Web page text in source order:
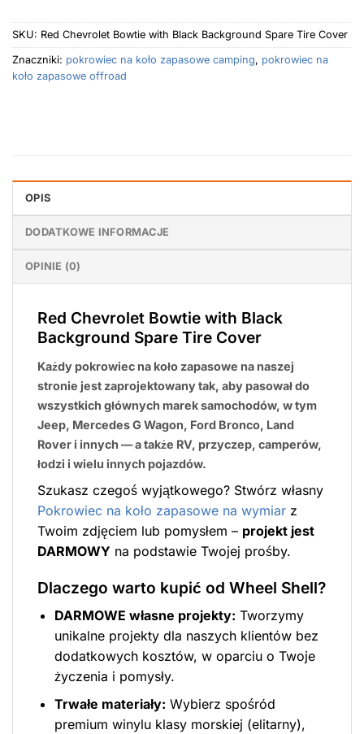
SKU: Red Chevrolet Bowtie with Black Background Spare Tire Cover
Znaczniki: pokrowiec na koło zapasowe camping, pokrowiec na
koło zapasowe offroad
OPIS
DODATKOWE INFORMACJE
OPINIE (0)
Red Chevrolet Bowtie with Black
Background Spare Tire Cover
Każdy pokrowiec na koło zapasowe na naszej
stronie jest zaprojektowany tak, aby pasował do
wszystkich głównych marek samochodów, w tym
Jeep, Mercedes G Wagon, Ford Bronco, Land
Rover i innych — a także RV, przyczep, camperów,
łodzi i wielu innych pojazdów.
Szukasz czegoś wyjątkowego? Stwórz własny
Pokrowiec na koło zapasowe na wymiar z
Twoim zdjęciem lub pomysłem – projekt jest
DARMOWY na podstawie Twojej prośby.
Dlaczego warto kupić od Wheel Shell?
DARMOWE własne projekty: Tworzymy
unikalne projekty dla naszych klientów bez
dodatkowych kosztów, w oparciu o Twoje
życzenia i pomysły.
Trwałe materiały: Wybierz spośród
premium winylu klasy morskiej (elitarny),